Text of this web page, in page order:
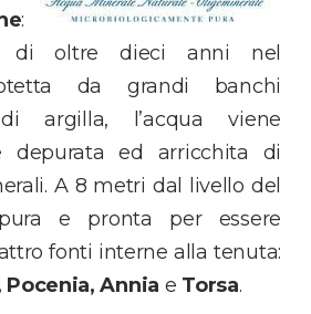
:
di oltre dieci anni nel
da grandi banchi
argilla, l’acqua viene
depurata ed arricchita di
A 8 metri dal livello del
e pronta per essere
fonti interne alla tenuta:
Pocenia, Annia e Torsa.